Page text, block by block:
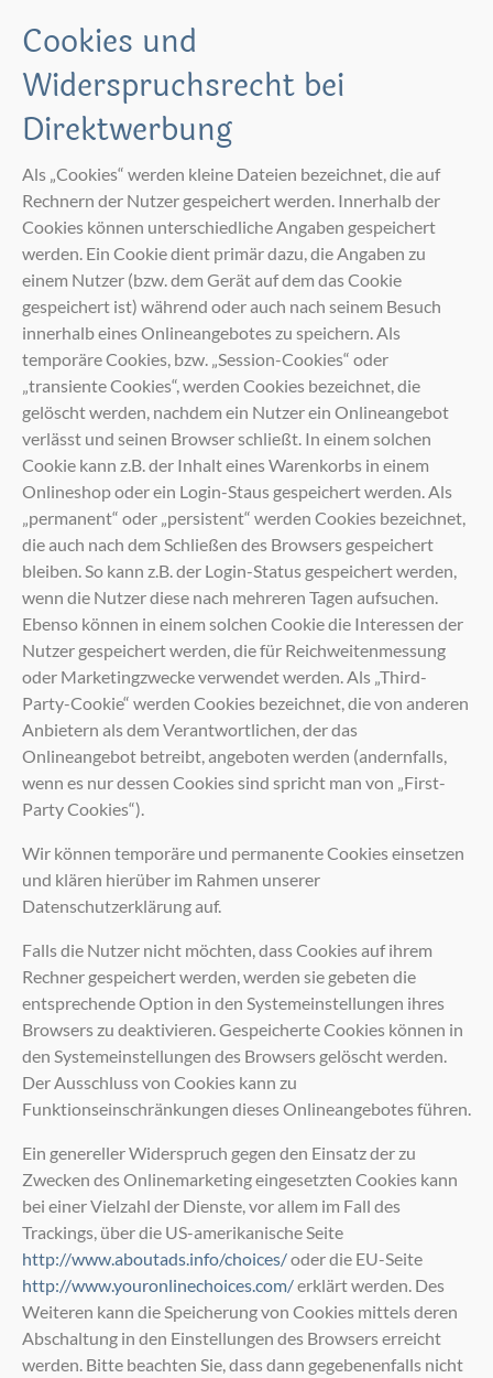
Cookies und
Widerspruchsrecht bei
Direktwerbung
Als „Cookies“ werden kleine Dateien bezeichnet, die auf
Rechnern der Nutzer gespeichert werden. Innerhalb der
Cookies können unterschiedliche Angaben gespeichert
werden. Ein Cookie dient primär dazu, die Angaben zu
einem Nutzer (bzw. dem Gerät auf dem das Cookie
gespeichert ist) während oder auch nach seinem Besuch
innerhalb eines Onlineangebotes zu speichern. Als
temporäre Cookies, bzw. „Session-Cookies“ oder
„transiente Cookies“, werden Cookies bezeichnet, die
gelöscht werden, nachdem ein Nutzer ein Onlineangebot
verlässt und seinen Browser schließt. In einem solchen
Cookie kann z.B. der Inhalt eines Warenkorbs in einem
Onlineshop oder ein Login-Staus gespeichert werden. Als
„permanent“ oder „persistent“ werden Cookies bezeichnet,
die auch nach dem Schließen des Browsers gespeichert
bleiben. So kann z.B. der Login-Status gespeichert werden,
wenn die Nutzer diese nach mehreren Tagen aufsuchen.
Ebenso können in einem solchen Cookie die Interessen der
Nutzer gespeichert werden, die für Reichweitenmessung
oder Marketingzwecke verwendet werden. Als „Third-
Party-Cookie“ werden Cookies bezeichnet, die von anderen
Anbietern als dem Verantwortlichen, der das
Onlineangebot betreibt, angeboten werden (andernfalls,
wenn es nur dessen Cookies sind spricht man von „First-
Party Cookies“).
Wir können temporäre und permanente Cookies einsetzen
und klären hierüber im Rahmen unserer
Datenschutzerklärung auf.
Falls die Nutzer nicht möchten, dass Cookies auf ihrem
Rechner gespeichert werden, werden sie gebeten die
entsprechende Option in den Systemeinstellungen ihres
Browsers zu deaktivieren. Gespeicherte Cookies können in
den Systemeinstellungen des Browsers gelöscht werden.
Der Ausschluss von Cookies kann zu
Funktionseinschränkungen dieses Onlineangebotes führen.
Ein genereller Widerspruch gegen den Einsatz der zu
Zwecken des Onlinemarketing eingesetzten Cookies kann
bei einer Vielzahl der Dienste, vor allem im Fall des
Trackings, über die US-amerikanische Seite
http://www.aboutads.info/choices/oder die EU-Seite
http://www.youronlinechoices.com/erklärt werden. Des
Weiteren kann die Speicherung von Cookies mittels deren
Abschaltung in den Einstellungen des Browsers erreicht
werden. Bitte beachten Sie, dass dann gegebenenfalls nicht